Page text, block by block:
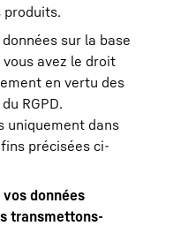
produits.
sur la base
avez le droit
en vertu des
RGPD.
uniquement dans
précisées ci-
données
transmettons-